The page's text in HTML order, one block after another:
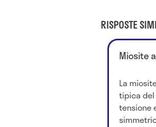
RISPOSTE
Miosite
La
tipica
tensione